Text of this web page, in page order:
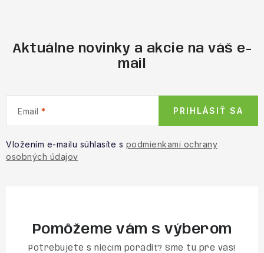
Aktuálne novinky a akcie na váš e-
mail
Email
Vložením e-mailu súhlasíte s podmienkami ochrany
osobných údajov
PRIHLÁSIŤ SA
Pomôžeme vám s výberom
Potrebujete s niečím poradiť? Sme tu pre vás!